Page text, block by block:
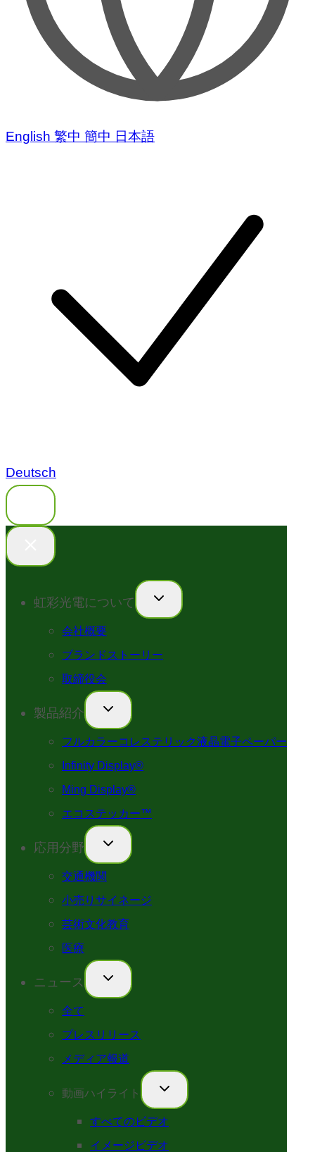
English 繁中 簡中 日本語
Deutsch
虹彩光電について
会社概要
ブランドストーリー
取締役会
製品紹介
フルカラーコレステリック液晶電子ペーパー
Infinity Display®
Ming Display®
エコステッカー™
応用分野
交通機関
小売りサイネージ
芸術文化教育
医療
ニュース
全て
プレスリリース
メディア報道
動画ハイライト
すべてのビデオ
イメージビデオ